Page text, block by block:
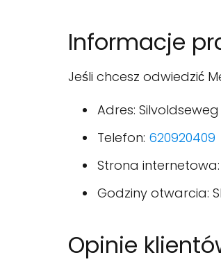
Informacje
Jeśli chcesz odwiedzić
Adres:
Telefon: 620920409
Strona internetowa:
Godziny otwarcia:
Opinie